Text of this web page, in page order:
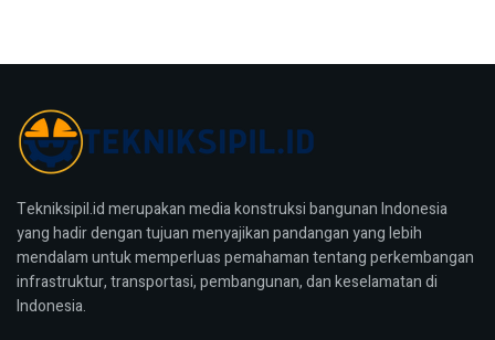
Tekniksipil.id merupakan media konstruksi bangunan Indonesia
yang hadir dengan tujuan menyajikan pandangan yang lebih
mendalam untuk memperluas pemahaman tentang perkembangan
infrastruktur, transportasi, pembangunan, dan keselamatan di
Indonesia.